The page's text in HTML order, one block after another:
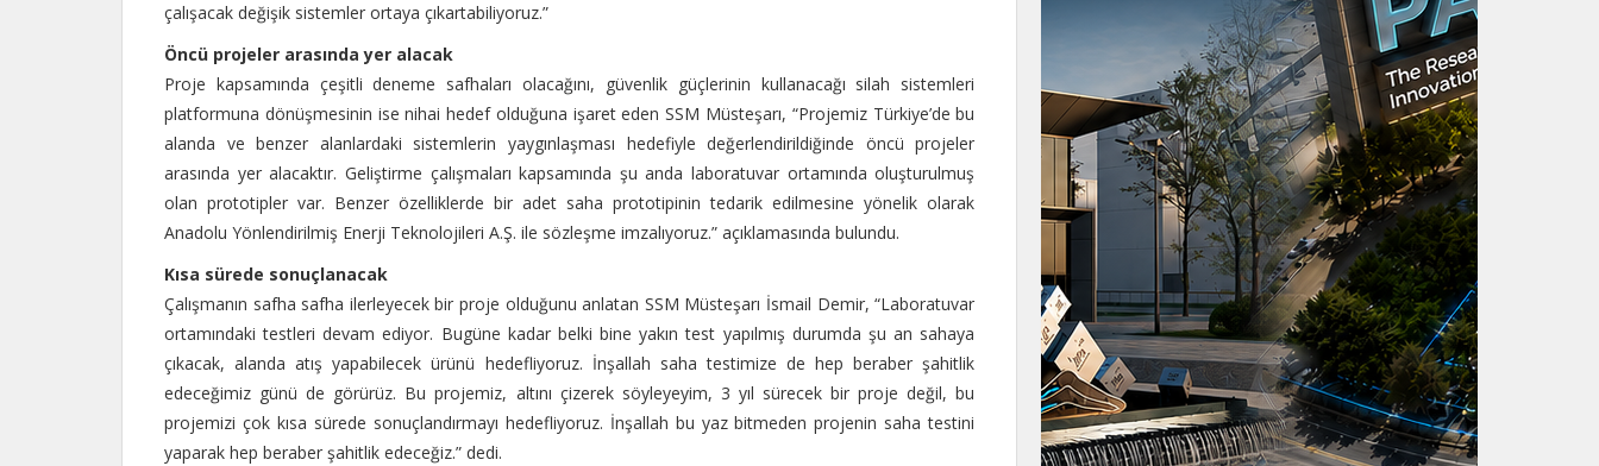
çalışacak değişik sistemler ortaya çıkartabiliyoruz.”
Öncü projeler arasında yer alacak
Proje kapsamında çeşitli deneme safhaları olacağını, güvenlik güçlerinin kullanacağı silah sistemleri
platformuna dönüşmesinin ise nihai hedef olduğuna işaret eden SSM Müsteşarı, “Projemiz Türkiye’de bu
alanda ve benzer alanlardaki sistemlerin yaygınlaşması hedefiyle değerlendirildiğinde öncü projeler
arasında yer alacaktır. Geliştirme çalışmaları kapsamında şu anda laboratuvar ortamında oluşturulmuş
olan prototipler var. Benzer özelliklerde bir adet saha prototipinin tedarik edilmesine yönelik olarak
Anadolu Yönlendirilmiş Enerji Teknolojileri A.Ş. ile sözleşme imzalıyoruz.” açıklamasında bulundu.
Kısa sürede sonuçlanacak
Çalışmanın safha safha ilerleyecek bir proje olduğunu anlatan SSM Müsteşarı İsmail Demir, “Laboratuvar
ortamındaki testleri devam ediyor. Bugüne kadar belki bine yakın test yapılmış durumda şu an sahaya
çıkacak, alanda atış yapabilecek ürünü hedefliyoruz. İnşallah saha testimize de hep beraber şahitlik
edeceğimiz günü de görürüz. Bu projemiz, altını çizerek söyleyeyim, 3 yıl sürecek bir proje değil, bu
projemizi çok kısa sürede sonuçlandırmayı hedefliyoruz. İnşallah bu yaz bitmeden projenin saha testini
yaparak hep beraber şahitlik edeceğiz.” dedi.